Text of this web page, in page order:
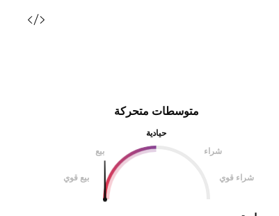
متوسطات متحركة
حيادية
بيع
شراء
بيع قوي شراء قوي